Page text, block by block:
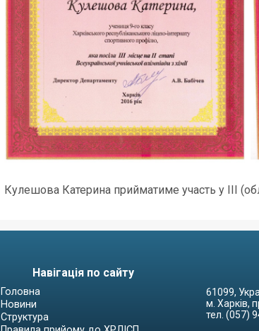
Кулешова Катерина прийматиме участь у ІІІ
Навігація по сайту
Головна
Новини
Структура
61099,
м. Харків,
тел. (057)